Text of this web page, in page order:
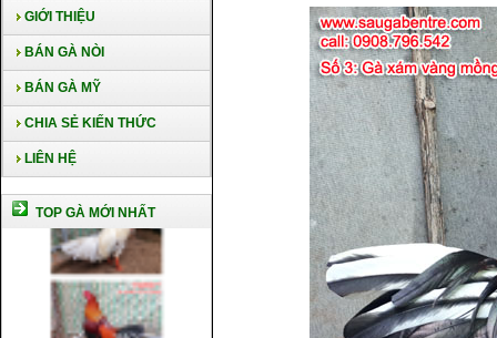
GIỚI THIỆU
BÁN GÀ NÒI
BÁN GÀ MỸ
CHIA SẺ KIẾN THỨC
LIÊN HỆ
TOP GÀ MỚI NHẤT